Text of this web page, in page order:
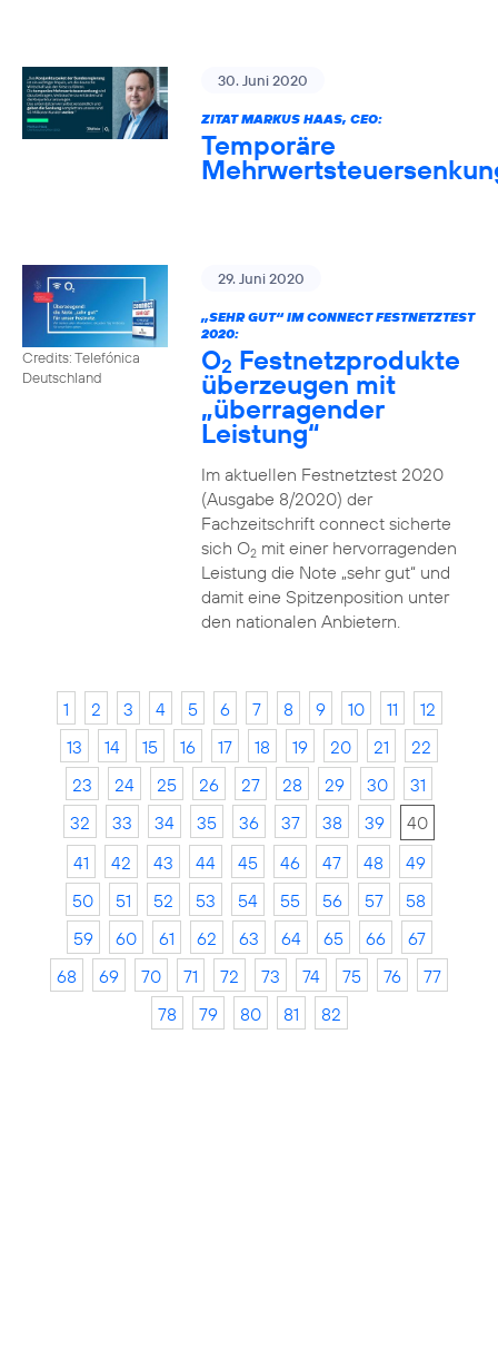
30. Juni 2020
ZITAT MARKUS HAAS, CEO:
Temporäre
Credits: Telefónica
Deutschland
29. Juni 2020
„SEHR GUT“ IM CONNECT FESTNETZTEST
2020:
O2 Festnetzprodukte
überzeugen mit
„überragender
Leistung“
Im aktuellen Festnetztest 2020
(Ausgabe 8/2020) der
Fachzeitschrift connect sicherte
sich O2mit einer hervorragenden
Leistung die Note „sehr gut“ und
damit eine Spitzenposition unter
den nationalen Anbietern.
1 2 3 4 5 6 7 8 9 10 11
12
13
14 15 16 17 18 19 20 21
22
23
24 25 26 27 28 29 30
31
32
33 34 35 36 37 38 39
40
41
42 43 44 45 46 47 48
49
50
51 52 53 54 55 56 57
58
59
60 61 62 63 64 65 66
67
68
69 70 71 72 73 74 75 76
77
78
79 80 81 82